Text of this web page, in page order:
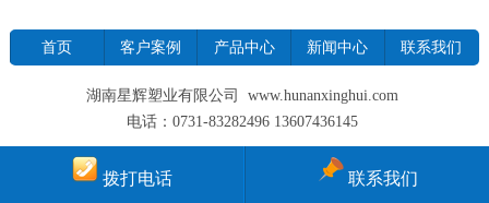
首页 客户案例 产品中心 新闻中心 联系我们
湖南星辉塑业有限公司 www.hunanxinghui.com
电话：0731-83282496 13607436145
拨打电话 联系我们